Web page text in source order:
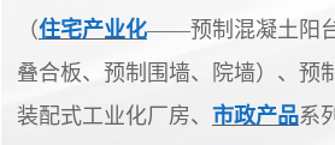
（住宅产业化——预制混凝土阳台
叠合板、预制围墙、院墙）、预
装配式工业化厂房、 市政产品系